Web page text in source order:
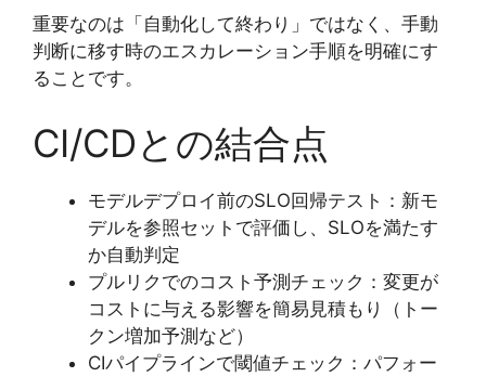
重要なのは「自動化して終わり」ではなく、手動
判断に移す時のエスカレーション手順を明確にす
ることです。
CI/CDとの結合点
モデルデプロイ前のSLO回帰テスト：新モ
デルを参照セットで評価し、SLOを満たす
か自動判定
プルリクでのコスト予測チェック：変更が
コストに与える影響を簡易見積もり（トー
クン増加予測など）
CIパイプラインで閾値チェック：パフォー